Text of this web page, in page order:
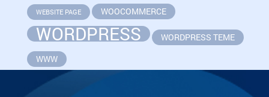
WEBSITE PAGE WOOCOMMERCE
WORDPRESS
WORDPRESS TEME
WWW